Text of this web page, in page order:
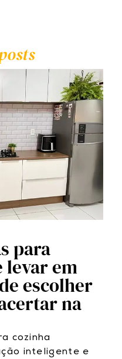
para
levar em
escolher
na
cozinha
inteligente e